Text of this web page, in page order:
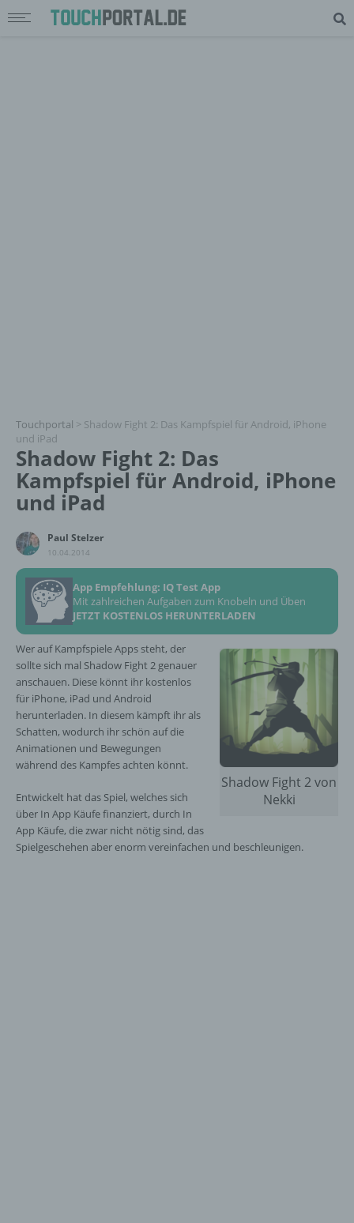
Touchportal > Shadow Fight 2: Das Kampfspiel für Android, iPhone
und iPad
Shadow Fight 2: Das
Kampfspiel für Android, iPhone
und iPad
Paul Stelzer
10.04.2014
App Empfehlung: IQ Test App
Mit zahlreichen Aufgaben zum Knobeln und Üben
JETZT KOSTENLOS HERUNTERLADEN
Shadow Fight 2 von
Nekki
Wer auf Kampfspiele Apps steht, der
sollte sich mal Shadow Fight 2 genauer
anschauen. Diese könnt ihr kostenlos
für iPhone, iPad und Android
herunterladen. In diesem kämpft ihr als
Schatten, wodurch ihr schön auf die
Animationen und Bewegungen
während des Kampfes achten könnt.
Entwickelt hat das Spiel, welches sich
über In App Käufe finanziert, durch In
App Käufe, die zwar nicht nötig sind, das
Spielgeschehen aber enorm vereinfachen und beschleunigen.